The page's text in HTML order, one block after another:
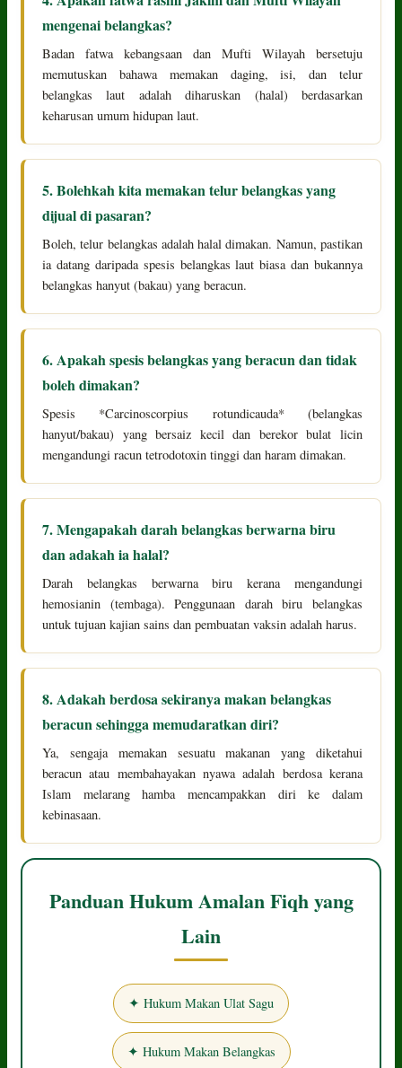
mengenai belangkas?
Badan fatwa kebangsaan dan Mufti Wilayah bersetuju
memutuskan bahawa memakan daging, isi, dan telur
belangkas laut adalah diharuskan (halal) berdasarkan
keharusan umum hidupan laut.
5. Bolehkah kita memakan telur belangkas yang
dijual di pasaran?
Boleh, telur belangkas adalah halal dimakan. Namun, pastikan
ia datang daripada spesis belangkas laut biasa dan bukannya
belangkas hanyut (bakau) yang beracun.
6. Apakah spesis belangkas yang beracun dan tidak
boleh dimakan?
Spesis *Carcinoscorpius rotundicauda* (belangkas
hanyut/bakau) yang bersaiz kecil dan berekor bulat licin
mengandungi racun tetrodotoxin tinggi dan haram dimakan.
7. Mengapakah darah belangkas berwarna biru
dan adakah ia halal?
Darah belangkas berwarna biru kerana mengandungi
hemosianin (tembaga). Penggunaan darah biru belangkas
untuk tujuan kajian sains dan pembuatan vaksin adalah harus.
8. Adakah berdosa sekiranya makan belangkas
beracun sehingga memudaratkan diri?
Ya, sengaja memakan sesuatu makanan yang diketahui
beracun atau membahayakan nyawa adalah berdosa kerana
Islam melarang hamba mencampakkan diri ke dalam
kebinasaan.
Panduan Hukum Amalan Fiqh yang
Lain
✦ Hukum Makan Ulat Sagu
✦ Hukum Makan Belangkas